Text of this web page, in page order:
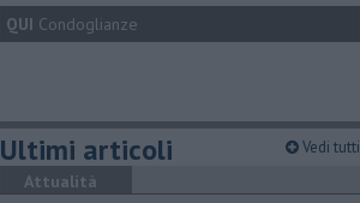
QUI Condoglianze
Ultimi articoli Vedi tutti
Attualità